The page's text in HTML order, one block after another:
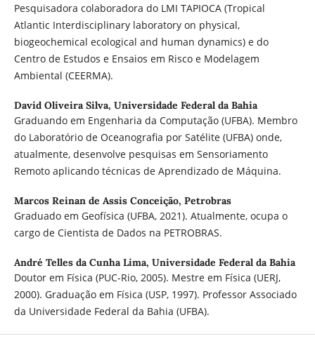
Pesquisadora colaboradora do LMI TAPIOCA (Tropical
Atlantic Interdisciplinary laboratory on physical,
biogeochemical ecological and human dynamics) e do
Centro de Estudos e Ensaios em Risco e Modelagem
Ambiental (CEERMA).
David Oliveira Silva, Universidade Federal da Bahia
Graduando em Engenharia da Computação (UFBA). Membro
do Laboratório de Oceanografia por Satélite (UFBA) onde,
atualmente, desenvolve pesquisas em Sensoriamento
Remoto aplicando técnicas de Aprendizado de Máquina.
Marcos Reinan de Assis Conceição, Petrobras
Graduado em Geofísica (UFBA, 2021). Atualmente, ocupa o
cargo de Cientista de Dados na PETROBRAS.
André Telles da Cunha Lima, Universidade Federal da Bahia
Doutor em Física (PUC-Rio, 2005). Mestre em Física (UERJ,
2000). Graduação em Física (USP, 1997). Professor Associado
da Universidade Federal da Bahia (UFBA).